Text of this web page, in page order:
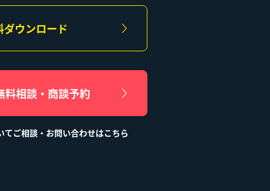
ダウンロード
料相談・商談予約
てご相談・お問い合わせはこちら